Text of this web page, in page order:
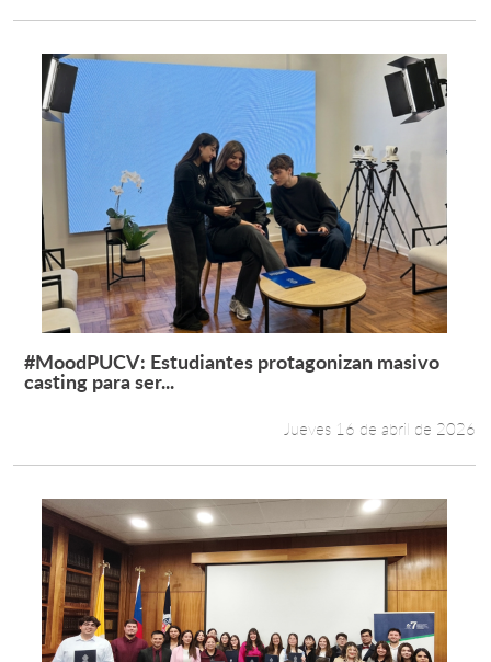
Leer más +
#MoodPUCV: Estudiantes protagonizan masivo
casting para ser...
Jueves 16 de abril de 2026